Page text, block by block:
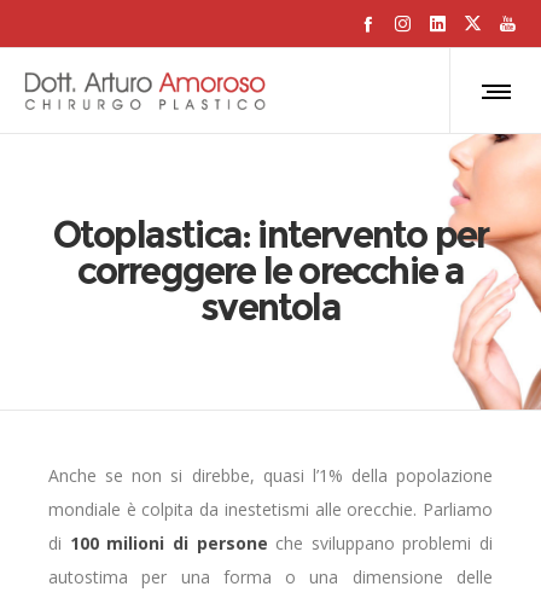
Otoplastica: intervento per
correggere le orecchie a
sventola
Anche se non si direbbe, quasi l’1% della popolazione
mondiale è colpita da inestetismi alle orecchie. Parliamo
di 100 milioni di persone che sviluppano problemi di
autostima per una forma o una dimensione delle